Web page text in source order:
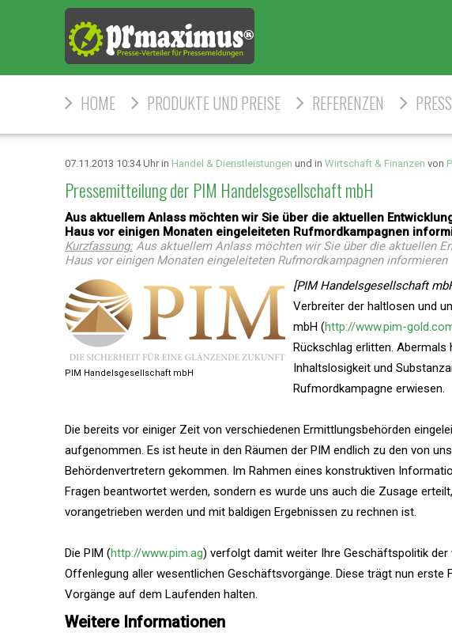
HOME PRODUKTE UND PREISE REFERENZEN
07.11.2013 10:34 Uhr in Handel & Dienstleistungen und in Wirtschaft & Finanzen von
Pressemitteilung der PIM Handelsgesellschaft mbH
Aus aktuellem Anlass möchten wir Sie über die aktuellen
Haus vor einigen Monaten eingeleiteten Rufmordkampagnen
Kurzfassung:Aus aktuellem Anlass möchten wir Sie über die aktuellen
Haus vor einigen Monaten eingeleiteten Rufmordkampagnen informieren
PIM Handelsgesellschaft mbH
[PIM Handelsgesellschaft
Verbreiter der haltlosen und
mbH (http://www.pim-
Rückschlag erlitten.
Inhaltslosigkeit und
Rufmordkampagne erwiesen.
Die bereits vor einiger Zeit von verschiedenen Ermittlungsbehörden
aufgenommen. Es ist heute in den Räumen der PIM endlich zu den von
Behördenvertretern gekommen. Im Rahmen eines konstruktiven
Fragen beantwortet werden, sondern es wurde uns auch die Zusage
vorangetrieben werden und mit baldigen Ergebnissen zu rechnen ist.
Die PIM (http://www.pim.ag) verfolgt damit weiter Ihre Geschäftspolitik
Offenlegung aller wesentlichen Geschäftsvorgänge. Diese trägt nun erste
Vorgänge auf dem Laufenden halten.
Weitere Informationen